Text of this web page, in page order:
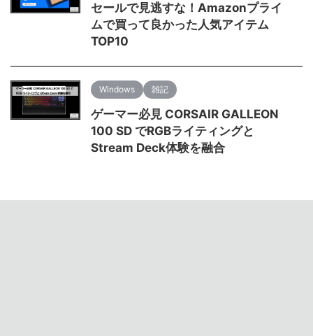
セールで見逃すな！Amazonプライ
ムで買って良かった人気アイテム
TOP10
Windows 雑記
ゲーマー必見 CORSAIR GALLEON
100 SD でRGBライティングと
Stream Deck体験を融合